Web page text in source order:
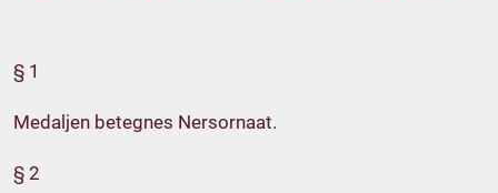
§ 1
Medaljen betegnes Nersornaat.
§ 2